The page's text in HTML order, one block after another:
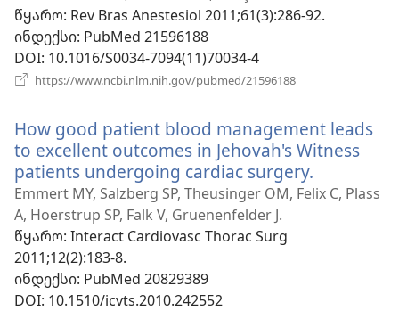
წყარო‎: Rev Bras Anestesiol 2011;61(3):286-92.
ინდექსი‎: PubMed 21596188
DOI‎: 10.1016/S0034-7094(11)70034-4
https://www.ncbi.nlm.nih.gov/pubmed/21596188
How good patient blood management leads
to excellent outcomes in Jehovah's Witness
patients undergoing cardiac surgery.
ახალი
Emmert MY, Salzberg SP, Theusinger OM, Felix C, Plass
A, Hoerstrup SP, Falk V, Gruenenfelder J.
წყარო‎: Interact Cardiovasc Thorac Surg
2011;12(2):183-8.
ინდექსი‎: PubMed 20829389
DOI‎: 10.1510/icvts.2010.242552